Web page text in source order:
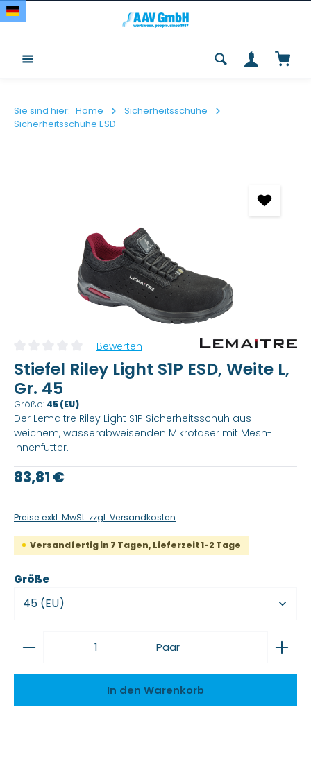
Zum Hauptinhalt springen
Sie sind hier: Home
Sicherheitsschuhe
Sicherheitsschuhe ESD
Durchschnittliche Bewertung von 0 von 5 Sternen
Bewerten
Stiefel Riley Light S1P ESD, Weite L,
Gr. 45
Größe: 45 (EU)
Der Lemaitre Riley Light S1P Sicherheitsschuh aus
weichem, wasserabweisenden Mikrofaser mit Mesh-
Innenfutter.
Regulärer Preis:
83,81 €
Preise exkl. MwSt. zzgl. Versandkosten
Versandfertig in 7 Tagen, Lieferzeit 1-2 Tage
Größeauswählen
Produkt Anzahl: Gib den gewünschten Wert
Paar
In den Warenkorb